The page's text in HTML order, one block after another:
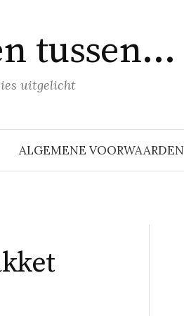
tussen…
uitgelicht
ALGEMENE VOORWAARDEN